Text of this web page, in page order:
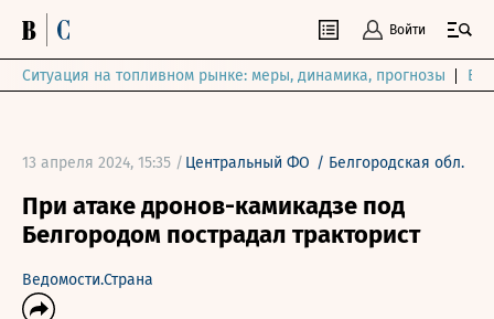
Войти
Ситуация на топливном рынке: меры, динамика, прогнозы
13 апреля 2024, 15:35 / Центральный ФО / Белгородская обл.
При атаке дронов-камикадзе под
Белгородом пострадал тракторист
Ведомости.Страна